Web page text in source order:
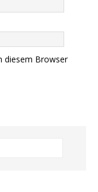
diesem Browser